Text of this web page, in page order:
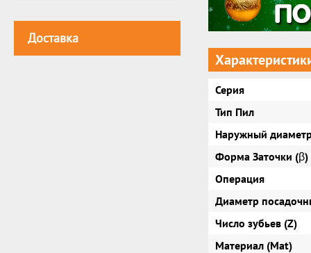
Доставка
Серия
Тип Пил
Наружный
Форма Заточки (β)
Операция
Диаметр
Число зубьев (Z)
Материал (Mat)